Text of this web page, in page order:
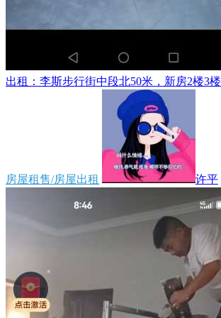
出租：李斯步行街中段北50米，新房2楼3
房屋租售/房屋出租 许平